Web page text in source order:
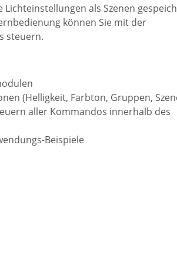
als Szenen
können Sie mit der
steuern.
(Helligkeit, Farbton, Gruppen,
aller Kommandos innerhalb des
Beispiele